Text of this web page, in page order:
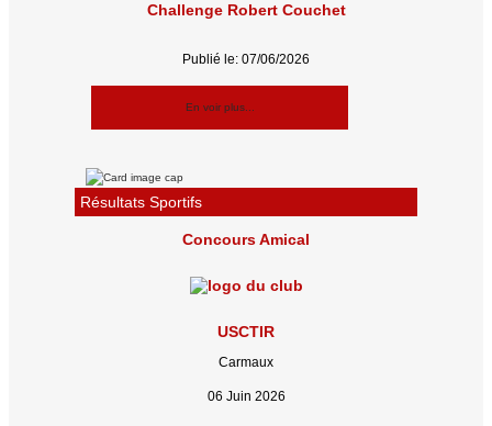
Challenge Robert Couchet
Publié le: 07/06/2026
En voir plus...
Résultats Sportifs
Concours Amical
USCTIR
Carmaux
06 Juin 2026